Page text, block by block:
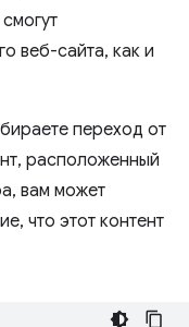
веб-сайта, как и
переход от
расположенный
вам может
что этот контент